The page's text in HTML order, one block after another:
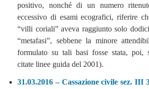
positivo, nonché di un numero
eccessivo di esami ecografici, riferire
“villi coriali” aveva raggiunto solo
“metafasi”, sebbene la minore
formulato su tali basi fosse stata, poi,
citate linee guida del 2001).
31.03.2016 – Cassazione civile sez. III